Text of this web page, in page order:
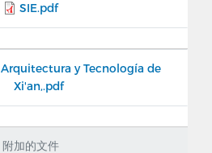
附加的文件
SIE.pdf
y Tecnología de
Xi'an,.pdf